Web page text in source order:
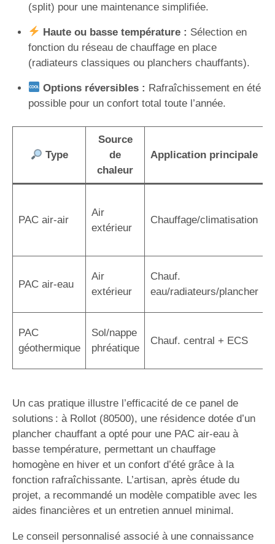
(split) pour une maintenance simplifiée.
Haute ou basse température : Sélection en
fonction du réseau de chauffage en place
(radiateurs classiques ou planchers chauffants).
Options réversibles : Rafraîchissement en été
possible pour un confort total toute l’année.
Type
Source
de
chaleur
Application principale
PAC air-air
Air
extérieur
Chauffage/climatisation
PAC air-eau
Air
extérieur
Chauf.
eau/radiateurs/plancher
PAC
géothermique
Sol/nappe
phréatique
Chauf. central + ECS
Un cas pratique illustre l’efficacité de ce panel de
solutions : à Rollot (80500), une résidence dotée d’un
plancher chauffant a opté pour une PAC air-eau à
basse température, permettant un chauffage
homogène en hiver et un confort d’été grâce à la
fonction rafraîchissante. L’artisan, après étude du
projet, a recommandé un modèle compatible avec les
aides financières et un entretien annuel minimal.
Le conseil personnalisé associé à une connaissance